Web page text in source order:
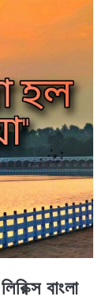
বাংলা